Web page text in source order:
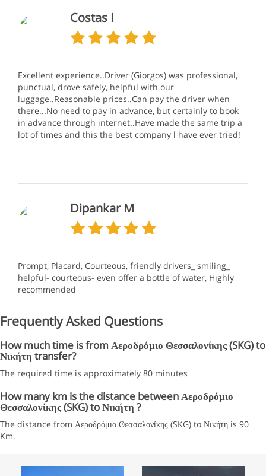
Costas I
Excellent experience..Driver (Giorgos) was professional,
punctual, drove safely, helpful with our
luggage..Reasonable prices..Can pay the driver when
there...No need to pay in advance, but certainly to book
in advance through internet..Have made the same trip a
lot of times and this the best company l have ever tried!
Dipankar M
Prompt, Placard, Courteous, friendly drivers_ smiling_
helpful- courteous- even offer a bottle of water, Highly
recommended
Frequently Asked Questions
How much time is from Αεροδρόμιο Θεσσαλονίκης (SKG) to
Νικήτη transfer?
The required time is approximately 80 minutes
How many km is the distance between Αεροδρόμιο
Θεσσαλονίκης (SKG) to Νικήτη ?
The distance from Αεροδρόμιο Θεσσαλονίκης (SKG) to Νικήτη is 90
Km.